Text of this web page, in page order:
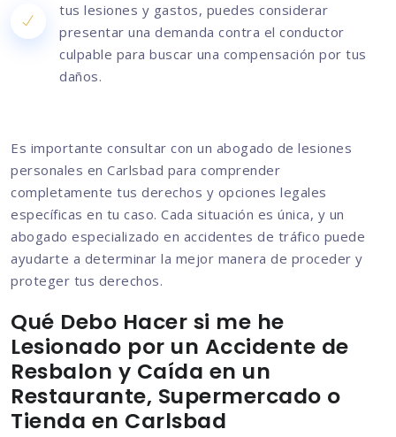
tus lesiones y gastos, puedes considerar
presentar una demanda contra el conductor
culpable para buscar una compensación por tus
daños.
Es importante consultar con un abogado de lesiones
personales en Carlsbad para comprender
completamente tus derechos y opciones legales
específicas en tu caso. Cada situación es única, y un
abogado especializado en accidentes de tráfico puede
ayudarte a determinar la mejor manera de proceder y
proteger tus derechos.
Qué Debo Hacer si me he
Lesionado por un Accidente de
Resbalon y Caída en un
Restaurante, Supermercado o
Tienda en Carlsbad